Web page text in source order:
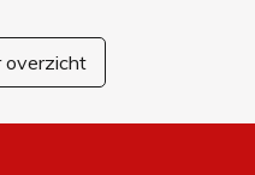
overzicht